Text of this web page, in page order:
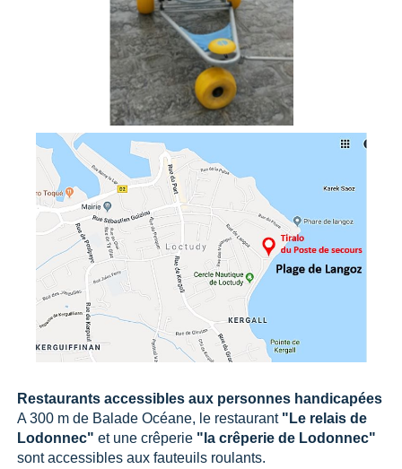
Restaurants accessibles aux personnes handicapées
A 300 m de Balade Océane, le restaurant "Le relais de
Lodonnec" et une crêperie "la crêperie de Lodonnec"
sont accessibles aux fauteuils roulants.